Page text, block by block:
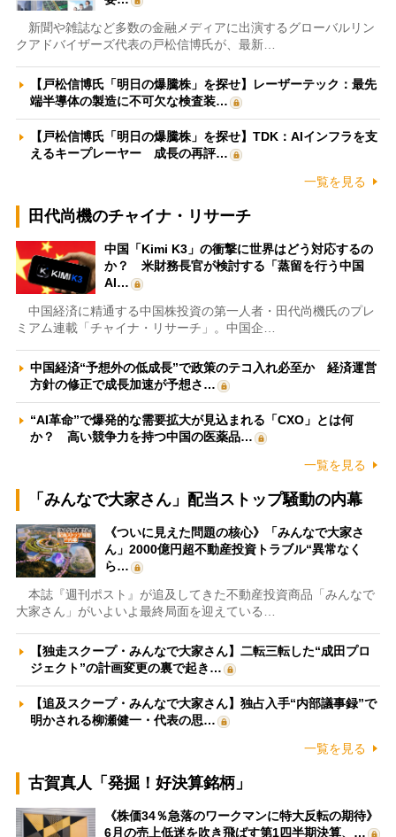
新聞や雑誌など多数の金融メディアに出演するグローバルリン
クアドバイザーズ代表の戸松信博氏が、最新…
【戸松信博氏「明日の爆騰株」を探せ】レーザーテック：最先
端半導体の製造に不可欠な検査装…
【戸松信博氏「明日の爆騰株」を探せ】TDK：AIインフラを支
えるキープレーヤー 成長の再評…
一覧を見る
田代尚機のチャイナ・リサーチ
中国「Kimi K3」の衝撃に世界はどう対応するの
か？ 米財務長官が検討する「蒸留を行う中国
AI…
中国経済に精通する中国株投資の第一人者・田代尚機氏のプレ
ミアム連載「チャイナ・リサーチ」。中国企…
中国経済“予想外の低成長”で政策のテコ入れ必至か 経済運営
方針の修正で成長加速が予想さ…
“AI革命”で爆発的な需要拡大が見込まれる「CXO」とは何
か？ 高い競争力を持つ中国の医薬品…
一覧を見る
「みんなで大家さん」配当ストップ騒動の内幕
《ついに見えた問題の核心》「みんなで大家さ
ん」2000億円超不動産投資トラブル“異常なく
ら…
本誌『週刊ポスト』が追及してきた不動産投資商品「みんなで
大家さん」がいよいよ最終局面を迎えている…
【独走スクープ・みんなで大家さん】二転三転した“成田プロ
ジェクト”の計画変更の裏で起き…
【追及スクープ・みんなで大家さん】独占入手“内部議事録”で
明かされる柳瀬健一・代表の思…
一覧を見る
古賀真人「発掘！好決算銘柄」
《株価34％急落のワークマンに特大反転の期待》
6月の売上低迷を吹き飛ばす第1四半期決算、…